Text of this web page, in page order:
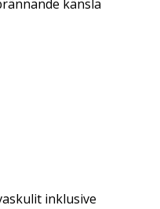
känsla
inklusive